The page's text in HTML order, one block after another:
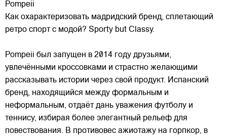
Pompeii
Как охарактеризовать мадридский бренд, сплетающий
ретро спорт с модой? Sporty but Classy.
Pompeii был запущен в 2014 году друзьями,
увлечёнными кроссовками и страстно желающими
рассказывать истории через свой продукт. Испанский
бренд, находящийся между формальным и
неформальным, отдаёт дань уважения футболу и
теннису, избирая более элегантный рельеф для
повествования. В противовес ажиотажу на горпкор, в